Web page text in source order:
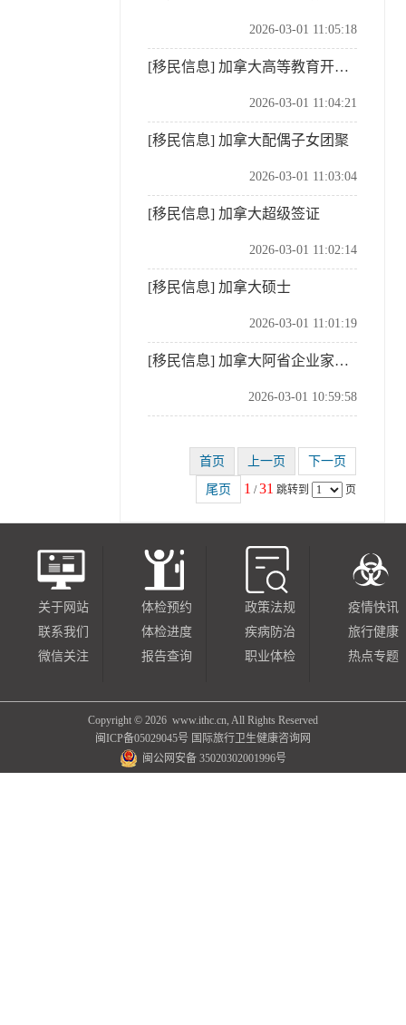
2026-03-01 11:05:18
[移民信息] 加拿大高等教育开放工签
2026-03-01 11:04:21
[移民信息] 加拿大配偶子女团聚
2026-03-01 11:03:04
[移民信息] 加拿大超级签证
2026-03-01 11:02:14
[移民信息] 加拿大硕士
2026-03-01 11:01:19
[移民信息] 加拿大阿省企业家移民
2026-03-01 10:59:58
1 /31 跳转到 页
关于网站
联系我们
微信关注
体检预约
体检进度
报告查询
政策法规
疾病防治
职业体检
疫情快讯
旅行健康
热点专题
Copyright © 2026 www.ithc.cn, All Rights Reserved
闽ICP备05029045号 国际旅行卫生健康咨询网
闽公网安备 35020302001996号